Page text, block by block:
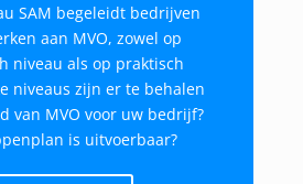
SAM begeleidt bedrijven
aan MVO, zowel op
niveau als op praktisch
niveaus zijn er te behalen
van MVO voor uw bedrijf?
is uitvoerbaar?